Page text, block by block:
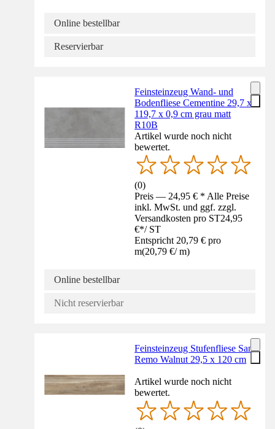
Online bestellbar
Reservierbar
Feinsteinzeug Wand- und
Bodenfliese Cementine 29,7 x
119,7 x 0,9 cm grau matt
R10B
Artikel wurde noch nicht
bewertet.
(0)
Preis — 24,95 € * Alle Preise
inkl. MwSt. und ggf. zzgl.
Versandkosten pro ST24,95
€*/ ST
Entspricht 20,79 € pro
m(20,79 €/ m)
Online bestellbar
Nicht reservierbar
Feinsteinzeug Stufenfliese San
Remo Walnut 29,5 x 120 cm
Artikel wurde noch nicht
bewertet.